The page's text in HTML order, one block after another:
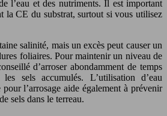
l’eau et des nutriments. Il est important
la CE du substrat, surtout si vous utilisez
salinité, mais un excès peut causer un
foliaires. Pour maintenir un niveau de
d’arroser abondamment de temps
sels accumulés. L’utilisation d’eau
l’arrosage aide également à prévenir
sels dans le terreau.